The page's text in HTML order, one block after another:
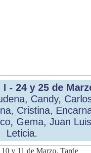
- 24 y 25 de
Candy,
Cristina,
Gema, Juan
Leticia.